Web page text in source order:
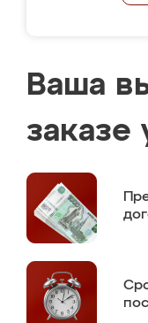
Ваша
заказе